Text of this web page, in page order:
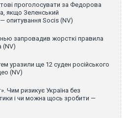
проголосувати за Федорова
якщо Зеленський
опитування Socis (NV)
запровадив жорсткі правила
(NV)
уразили ще 12 суден російського
(NV)
Чим ризикує Україна без
і чи можна щось зробити —